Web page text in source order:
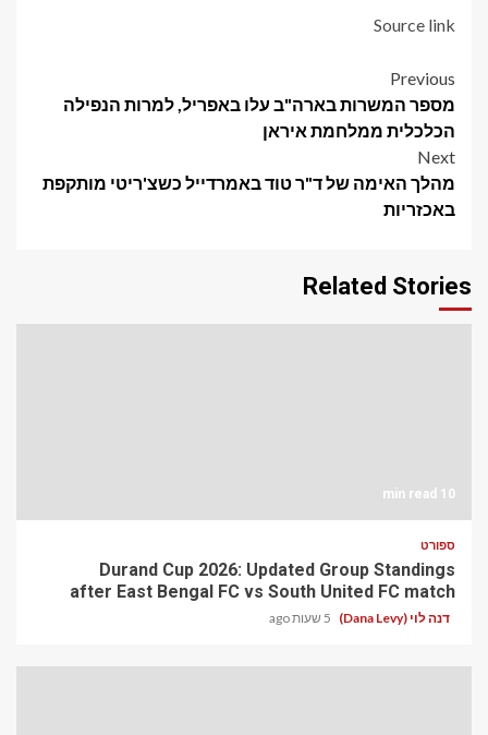
Source link
Post
navigation
Previous
מספר המשרות בארה"ב עלו באפריל, למרות הנפילה
הכלכלית ממלחמת איראן
Next
מהלך האימה של ד"ר טוד באמרדייל כשצ'ריטי מותקפת
באכזריות
Related Stories
10 min read
ספורט
Durand Cup 2026: Updated Group Standings
after East Bengal FC vs South United FC match
דנה לוי (Dana Levy) 5 שעות ago